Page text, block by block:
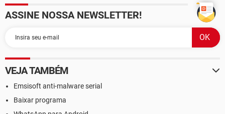
ASSINE NOSSA NEWSLETTER!
VEJA TAMBÉM
Emsisoft anti-malware serial
Baixar programa